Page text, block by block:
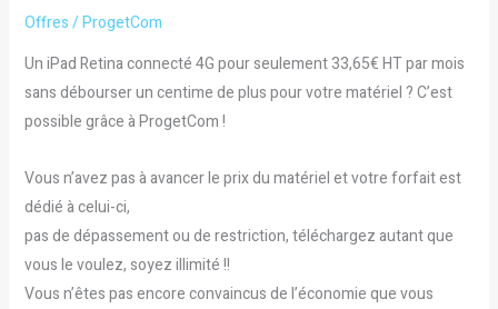
Offres/ProgetCom
Un iPad Retina connecté 4G pour seulement 33,65€ HT par mois
sans débourser un centime de plus pour votre matériel ? C’est
possible grâce à ProgetCom !
Vous n’avez pas à avancer le prix du matériel et votre forfait est
dédié à celui-ci,
pas de dépassement ou de restriction, téléchargez autant que
vous le voulez, soyez illimité !!
Vous n’êtes pas encore convaincus de l’économie que vous